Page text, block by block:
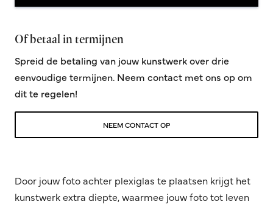
Of betaal in termijnen
Spreid de betaling van jouw kunstwerk over drie
eenvoudige termijnen. Neem contact met ons op om
dit te regelen!
NEEM CONTACT OP
Door jouw foto achter plexiglas te plaatsen krijgt het
kunstwerk extra diepte, waarmee jouw foto tot leven